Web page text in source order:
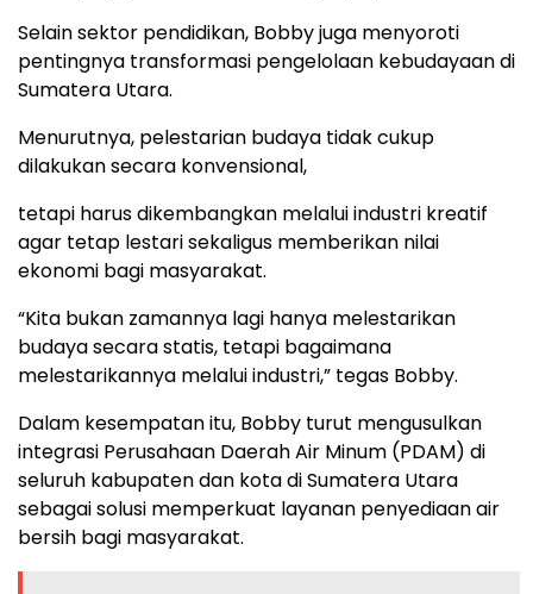
Selain sektor pendidikan, Bobby juga menyoroti
pentingnya transformasi pengelolaan kebudayaan di
Sumatera Utara.
Menurutnya, pelestarian budaya tidak cukup
dilakukan secara konvensional,
tetapi harus dikembangkan melalui industri kreatif
agar tetap lestari sekaligus memberikan nilai
ekonomi bagi masyarakat.
“Kita bukan zamannya lagi hanya melestarikan
budaya secara statis, tetapi bagaimana
melestarikannya melalui industri,” tegas Bobby.
Dalam kesempatan itu, Bobby turut mengusulkan
integrasi Perusahaan Daerah Air Minum (PDAM) di
seluruh kabupaten dan kota di Sumatera Utara
sebagai solusi memperkuat layanan penyediaan air
bersih bagi masyarakat.